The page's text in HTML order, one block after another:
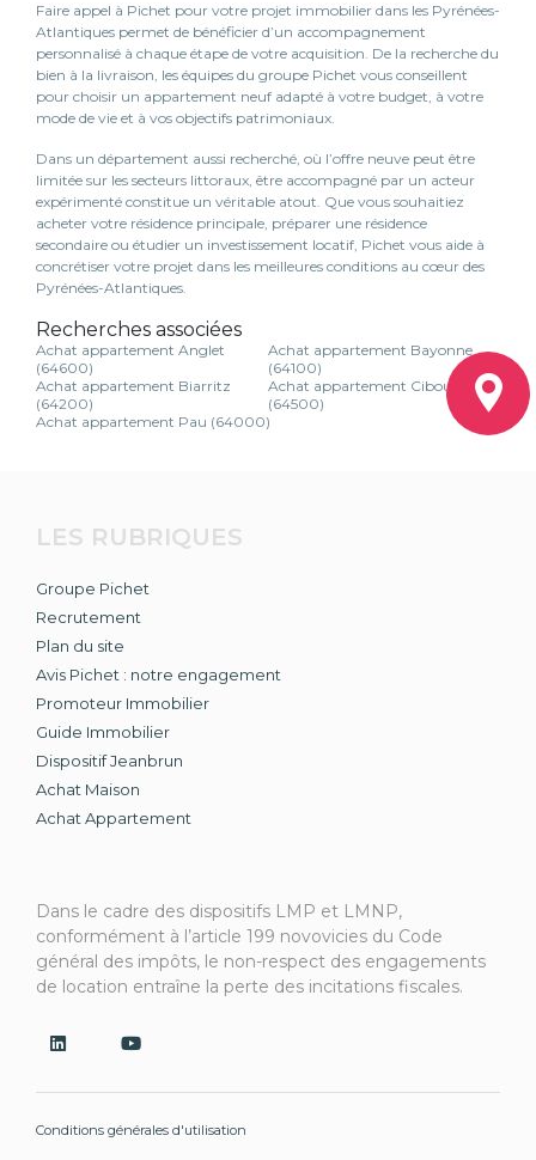
Faire appel à Pichet pour votre projet immobilier dans les Pyrénées-
Atlantiques permet de bénéficier d’un accompagnement
personnalisé à chaque étape de votre acquisition. De la recherche du
bien à la livraison, les équipes du groupe Pichet vous conseillent
pour choisir un appartement neuf adapté à votre budget, à votre
mode de vie et à vos objectifs patrimoniaux.
Dans un département aussi recherché, où l’offre neuve peut être
limitée sur les secteurs littoraux, être accompagné par un acteur
expérimenté constitue un véritable atout. Que vous souhaitiez
acheter votre résidence principale, préparer une résidence
secondaire ou étudier un investissement locatif, Pichet vous aide à
concrétiser votre projet dans les meilleures conditions au cœur des
Pyrénées-Atlantiques.
Recherches associées
Achat appartement Anglet
(64600)
Achat appartement Bayonne
(64100)
Achat appartement Biarritz
(64200)
Achat appartement Ciboure
(64500)
Achat appartement Pau (64000)
LES RUBRIQUES
Groupe Pichet
Recrutement
Plan du site
Avis Pichet : notre engagement
Promoteur Immobilier
Guide Immobilier
Dispositif Jeanbrun
Achat Maison
Achat Appartement
Dans le cadre des dispositifs LMP et LMNP,
conformément à l’article 199 novovicies du Code
général des impôts, le non-respect des engagements
de location entraîne la perte des incitations fiscales.
Conditions générales d'utilisation